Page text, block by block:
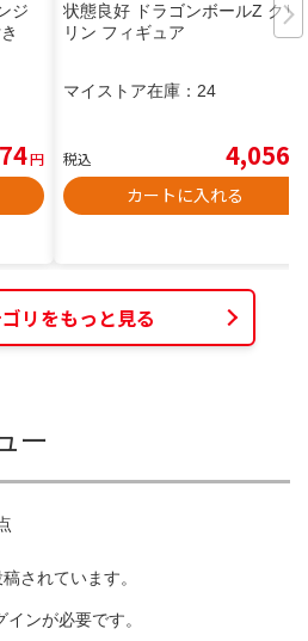
ジ
き
円
状態良好 ドラゴンボールZ クリ
リン フィギュア
マイストア在庫： 24
税込 4,056
カートに入れる
リをもっと見る
ー
されています。
インが必要です。